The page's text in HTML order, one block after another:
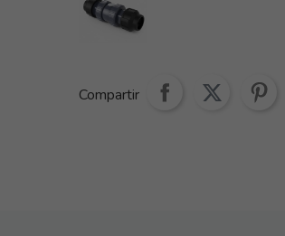
Compartir